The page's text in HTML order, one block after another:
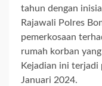
tahun dengan
Rajawali Polres
pemerkosaan
rumah korban
Kejadian ini terjadi
Januari 2024.